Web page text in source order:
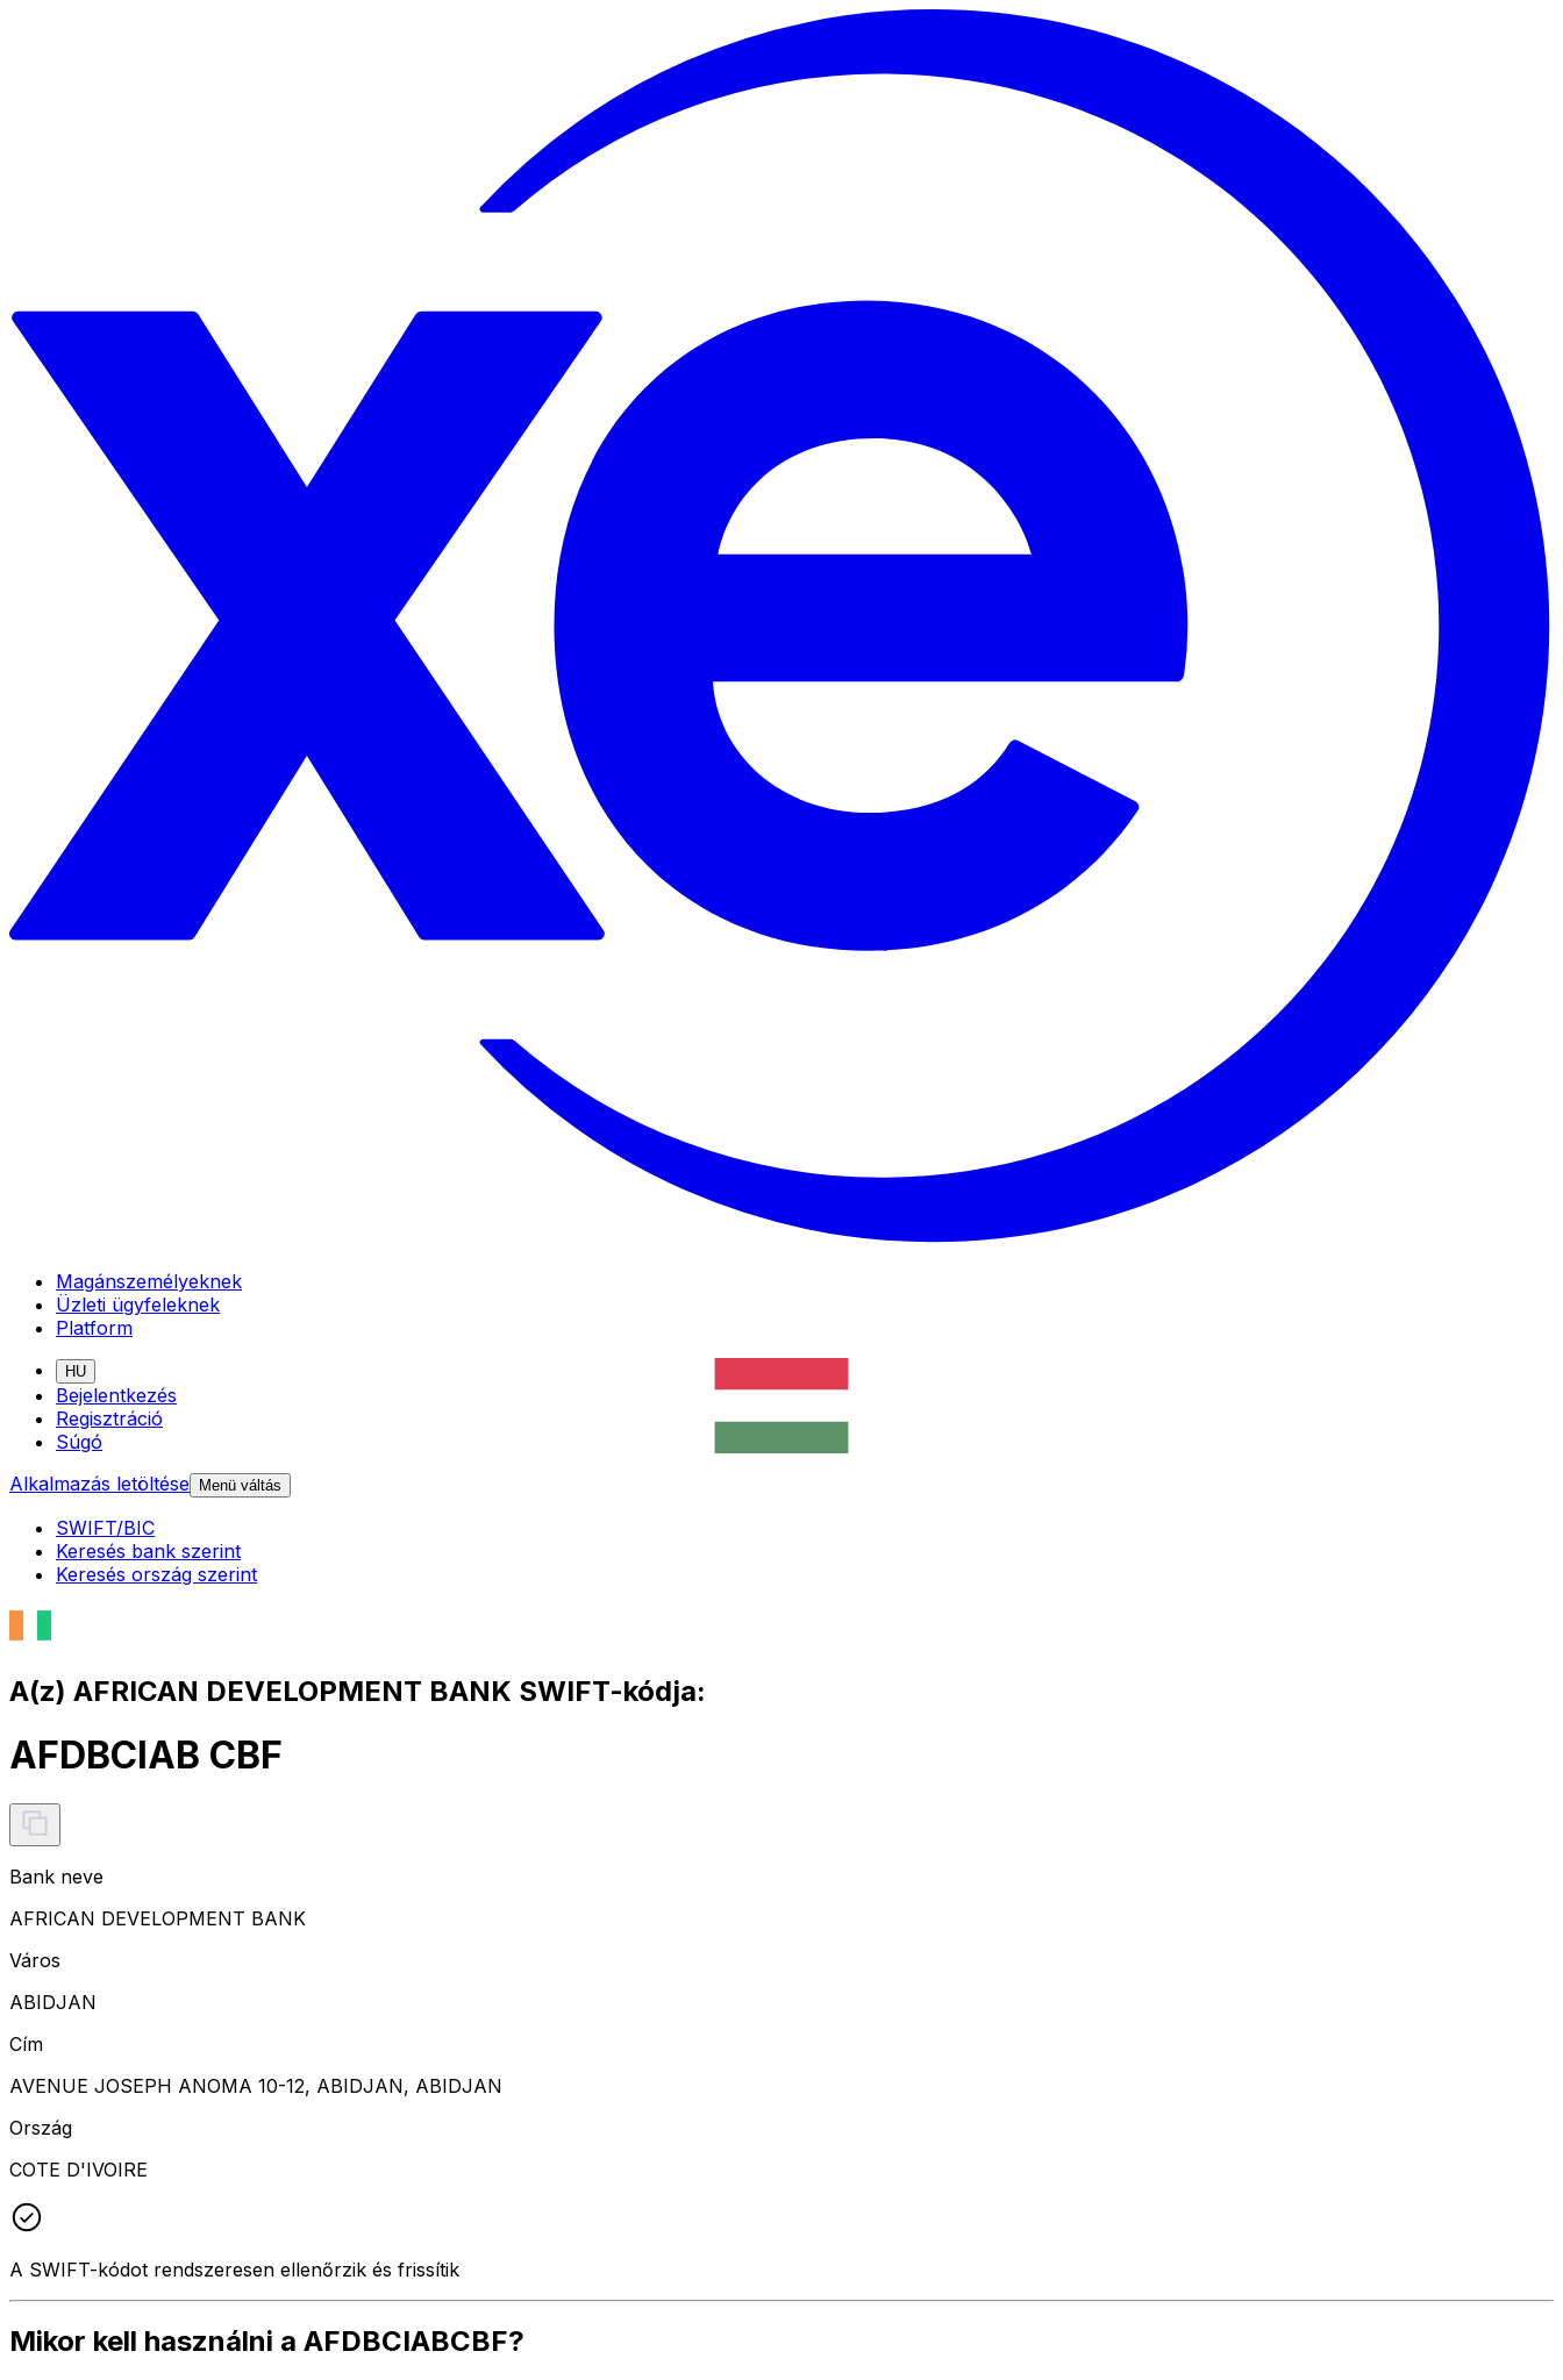
Magánszemélyeknek
Üzleti ügyfeleknek
Platform
HU
Bejelentkezés
Regisztráció
Súgó
Alkalmazás letöltése Menü váltás
SWIFT/BIC
Keresés bank szerint
Keresés ország szerint
A(z) AFRICAN DEVELOPMENT BANK SWIFT-kódja:
AFDBCIAB CBF
Bank neve
AFRICAN DEVELOPMENT BANK
Város
ABIDJAN
Cím
AVENUE JOSEPH ANOMA 10-12, ABIDJAN, ABIDJAN
Ország
COTE D'IVOIRE
A SWIFT-kódot rendszeresen ellenőrzik és frissítik
Mikor kell használni a AFDBCIABCBF?